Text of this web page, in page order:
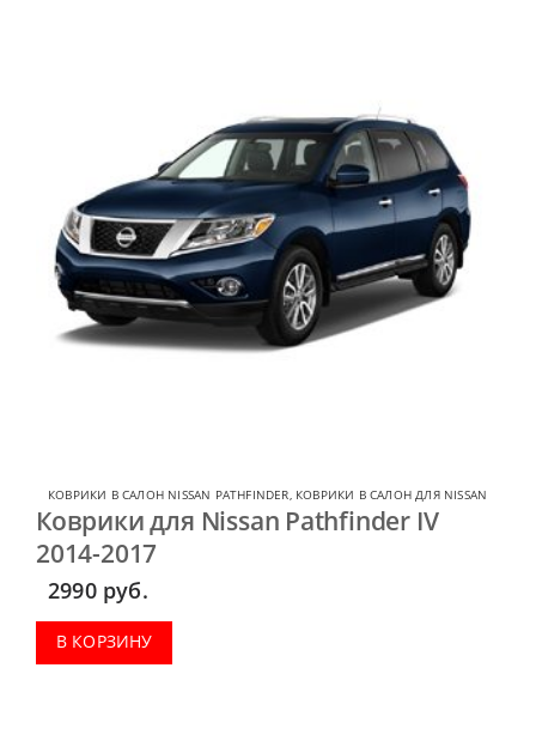
КОВРИКИ В САЛОН NISSAN PATHFINDER, КОВРИКИ В САЛОН ДЛЯ NISSAN
Коврики для Nissan Pathfinder IV
2014-2017
2990 руб.
В КОРЗИНУ